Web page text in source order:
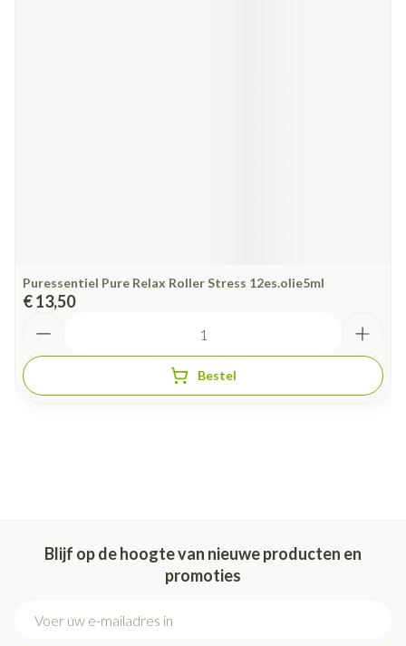
Puressentiel Pure Relax Roller Stress 12es.olie5ml
€ 13,50
Bestel
Blijf op de hoogte van nieuwe producten en
promoties